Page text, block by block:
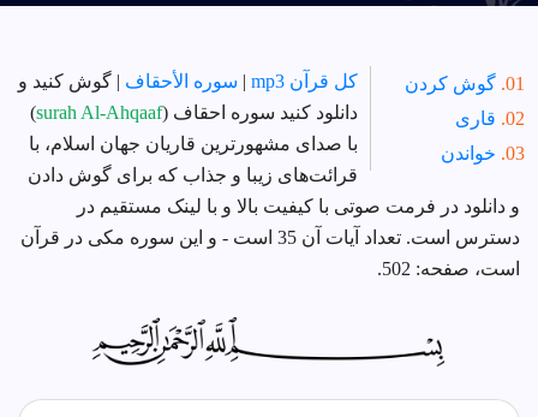
گوش کردن
قاری
خواندن
کل قرآن mp3 | سوره الأحقاف | گوش کنید و
دانلود کنید سوره احقاف (surah Al-Ahqaaf
)
با صدای مشهورترین قاریان جهان اسلام، با
قرائت‌های زیبا و جذاب که برای گوش دادن
و دانلود در فرمت صوتی با کیفیت بالا و با لینک مستقیم در
دسترس است. تعداد آیات آن 35 است -
و این سوره مکی در قرآن
است، صفحه: 502.